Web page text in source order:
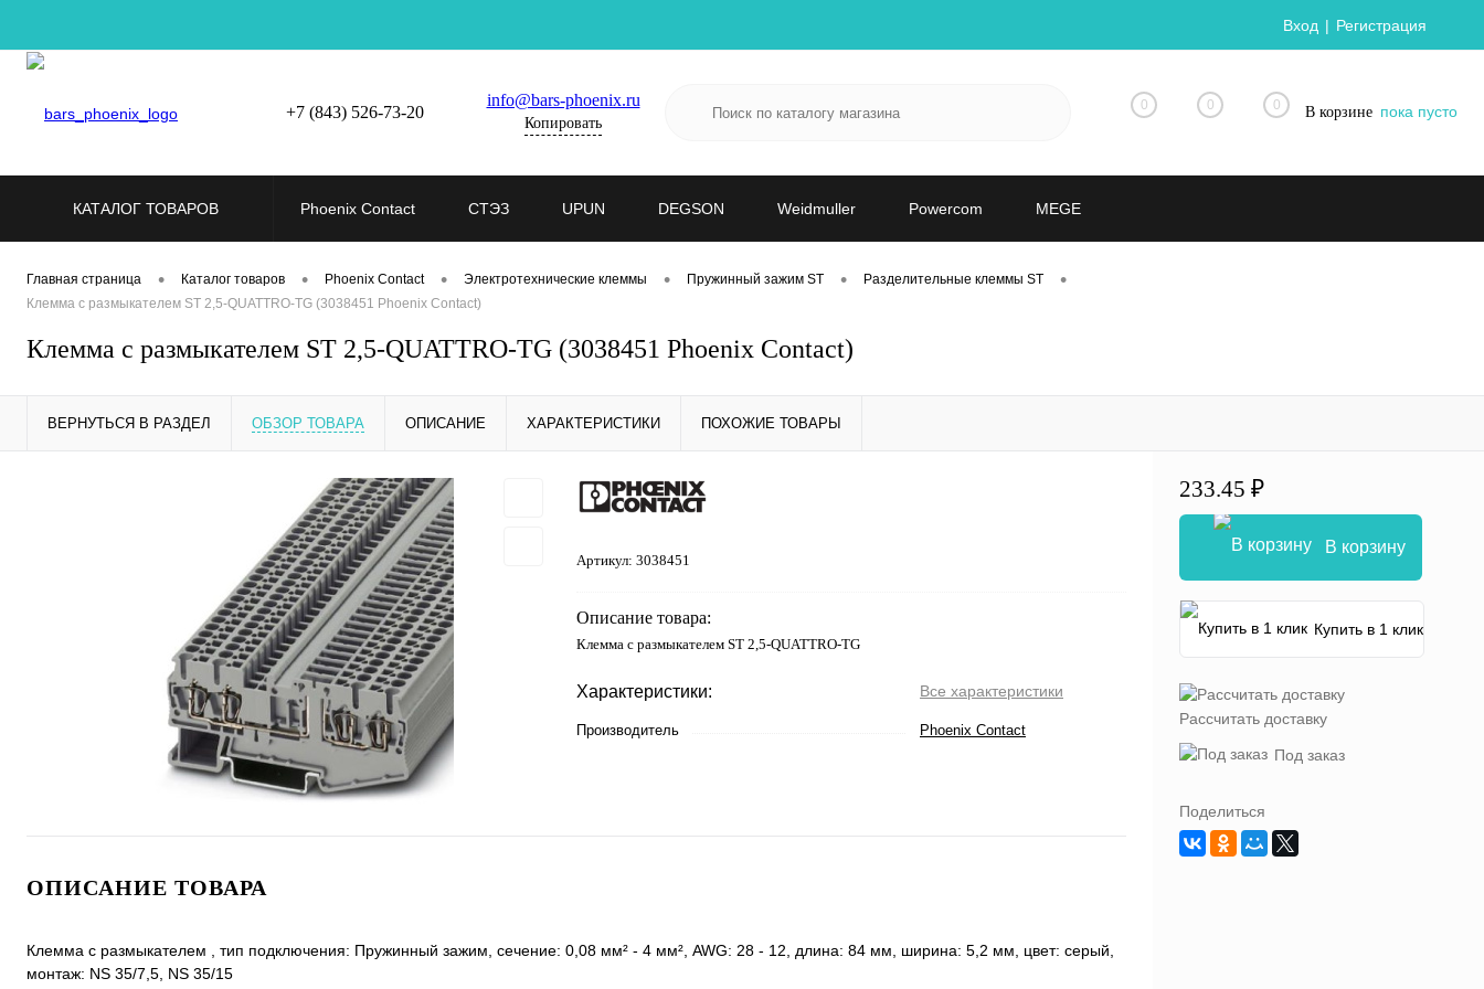
Вход Регистрация
+7 (843) 526-73-20
info@bars-phoenix.ru
Копировать
0 0 0 В корзине пока пусто
КАТАЛОГ ТОВАРОВ Phoenix Contact СТЭЗ UPUN DEGSON Weidmuller Powercom MEGE
Главная страница • Каталог товаров • Phoenix Contact • Электротехнические клеммы • Пружинный зажим ST • Разделительные клеммы ST •
Клемма с размыкателем ST 2,5-QUATTRO-TG (3038451 Phoenix Contact)
Клемма с размыкателем ST 2,5-QUATTRO-TG (3038451 Phoenix Contact)
ВЕРНУТЬСЯ В РАЗДЕЛ ОБЗОР ТОВАРА ОПИСАНИЕ ХАРАКТЕРИСТИКИ ПОХОЖИЕ ТОВАРЫ
Артикул: 3038451
Описание товара:
Клемма с размыкателем ST 2,5-QUATTRO-TG
Характеристики: Все характеристики
Производитель Phoenix Contact
ОПИСАНИЕ ТОВАРА
Клемма с размыкателем , тип подключения: Пружинный зажим, cечение: 0,08 мм² - 4 мм², AWG: 28 - 12, длина: 84 мм, ширина: 5,2 мм, цвет: cерый,
монтаж: NS 35/7,5, NS 35/15
233.45 ₽
В корзину
Купить в 1 клик
Рассчитать доставку
Под заказ
Поделиться